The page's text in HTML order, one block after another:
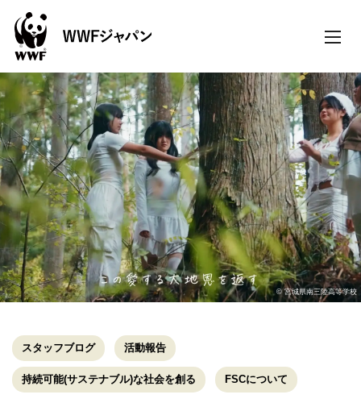
toggle
© 宮城県南三陸高等学校
スタッフブログ 活動報告
持続可能(サステナブル)な社会を創る FSCについて